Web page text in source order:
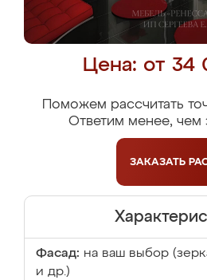
Цена: от 34
Поможем рассчитать
Ответим менее, чем
ЗАКАЗАТЬ
Фасад: на ваш выбор
и др.)